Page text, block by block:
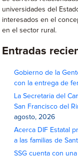
universidades del
interesados en el
en el sector rural.
Entradas
Gobierno de la
con la entrega de
La Secretaria del
San Francisco del
agosto, 2026
Acerca DIF Estatal
a las familias de
SSG cuenta con